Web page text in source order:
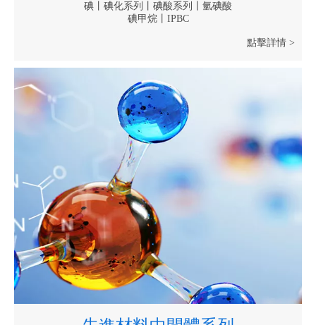
碘丨碘化系列丨碘酸系列丨氫碘酸
碘甲烷丨IPBC
點擊詳情 >